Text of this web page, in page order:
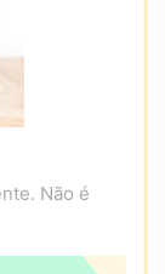
Não é